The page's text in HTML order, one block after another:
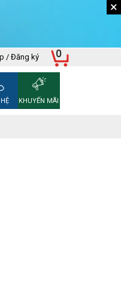
×
/ Đăng ký
KHUYẾN MÃI
0